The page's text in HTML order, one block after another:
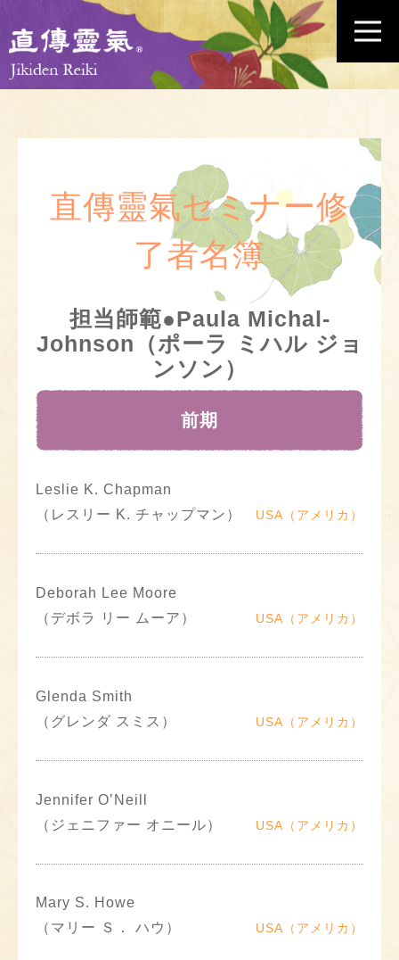
直傳靈氣セミナー修
了者名簿
担当師範●Paula Michal-
Johnson（ポーラ ミハル ジョ
ンソン）
前期
Leslie K. Chapman
（レスリー K. チャップマン）
USA（アメリカ）
Deborah Lee Moore
（デボラ リー ムーア）
USA（アメリカ）
Glenda Smith
（グレンダ スミス）
USA（アメリカ）
Jennifer O’Neill
（ジェニファー オニール）
USA（アメリカ）
Mary S. Howe
（マリー Ｓ． ハウ）
USA（アメリカ）